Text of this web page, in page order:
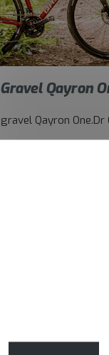
Qayron
Qayron One.Dr
. Postavili jsme
vidlici s
sadu Shimano
až 42 zubů .